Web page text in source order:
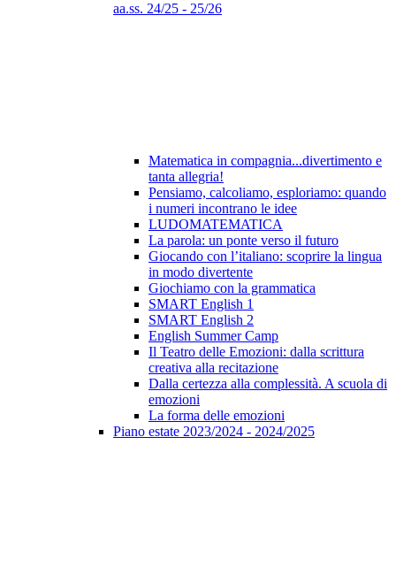
aa.ss. 24/25 - 25/26
Matematica in compagnia...divertimento e
tanta allegria!
Pensiamo, calcoliamo, esploriamo: quando
i numeri incontrano le idee
LUDOMATEMATICA
La parola: un ponte verso il futuro
Giocando con l’italiano: scoprire la lingua
in modo divertente
Giochiamo con la grammatica
SMART English 1
SMART English 2
English Summer Camp
Il Teatro delle Emozioni: dalla scrittura
creativa alla recitazione
Dalla certezza alla complessità. A scuola di
emozioni
La forma delle emozioni
Piano estate 2023/2024 - 2024/2025